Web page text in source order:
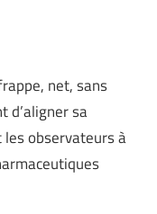
net, sans
d’aligner sa
observateurs à